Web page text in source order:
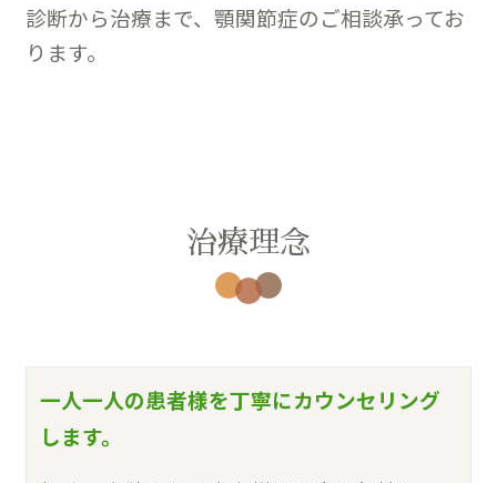
診断から治療まで、顎関節症のご相談承ってお
ります。
治療理念
一人一人の患者様を丁寧にカウンセリング
します。